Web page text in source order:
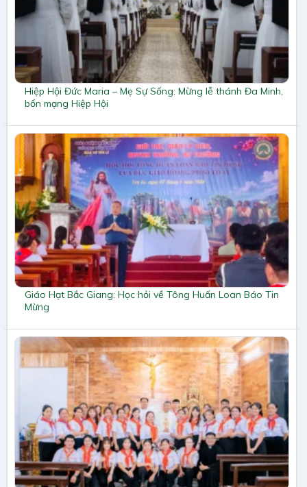
Hiệp Hội Đức Maria – Mẹ Sự Sống: Mừng lễ thánh Đa Minh,
bổn mạng Hiệp Hội
Giáo Hạt Bắc Giang: Học hỏi về Tông Huấn Loan Báo Tin
Mừng